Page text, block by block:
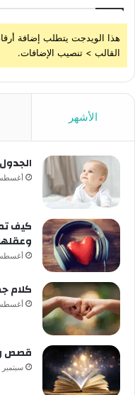
هذا الويدجت يتطلب إضافة
القالب > تنصيب الإضافات.
الأشهر
الجدول الصيني
أغسطس 2,
كيف
أغسطس 5,
كلام
أغسطس 2,
قصص
سبتمبر 12, 2023